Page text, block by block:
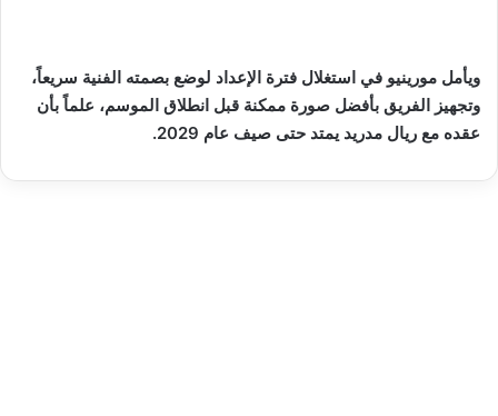
ويأمل مورينيو في استغلال فترة الإعداد لوضع بصمته الفنية سريعاً،
وتجهيز الفريق بأفضل صورة ممكنة قبل انطلاق الموسم، علماً بأن
عقده مع ريال مدريد يمتد حتى صيف عام 2029.